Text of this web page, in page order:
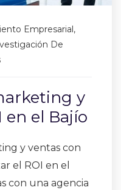
Empresarial,
De
y
en el Bajío
y ventas con
el ROI en el
con una agencia